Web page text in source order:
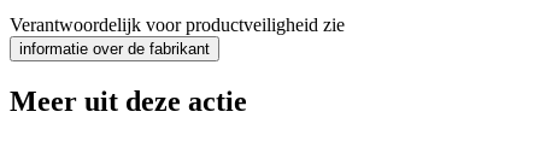
Verantwoordelijk voor productveiligheid zie
informatie over de fabrikant
Meer uit deze actie